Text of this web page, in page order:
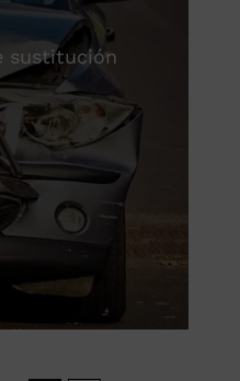
sustitución